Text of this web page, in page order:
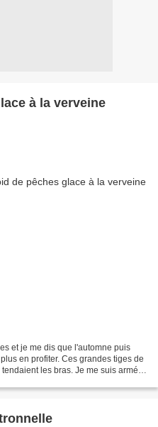
à la verveine
et je me dis que l'automne puis
en profiter. Ces grandes tiges de
les bras. Je me suis armée